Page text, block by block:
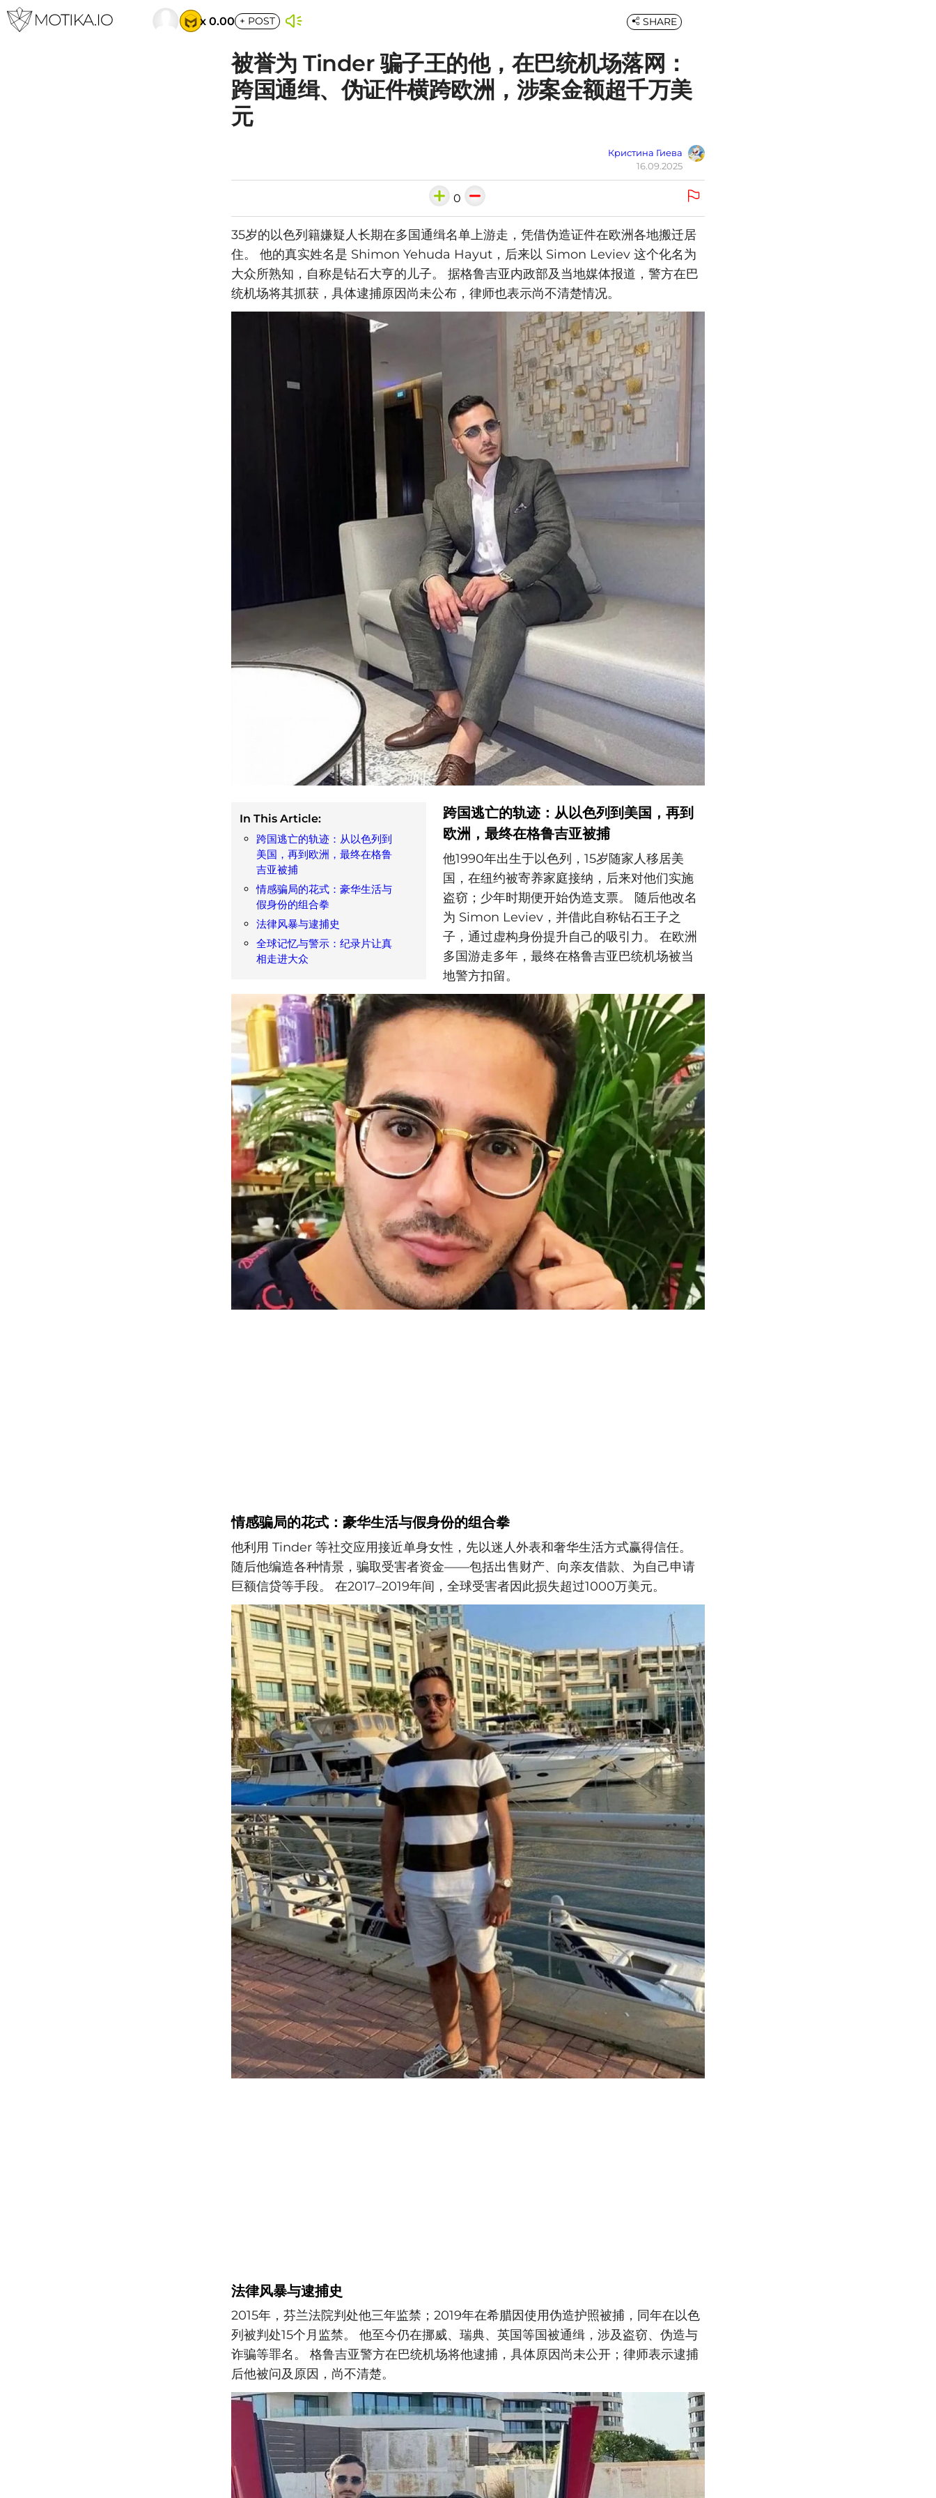
x 0.00 + POST
被誉为 Tinder 骗子王的他，在巴统机场落网：
跨国通缉、伪证件横跨欧洲，涉案金额超千万美
元
Кристина Гиева
16.09.2025
SHARE
0
35岁的以色列籍嫌疑人长期在多国通缉名单上游走，凭借伪造证件在欧洲各地搬迁居
住。 他的真实姓名是 Shimon Yehuda Hayut，后来以 Simon Leviev 这个化名为
大众所熟知，自称是钻石大亨的儿子。 据格鲁吉亚内政部及当地媒体报道，警方在巴
统机场将其抓获，具体逮捕原因尚未公布，律师也表示尚不清楚情况。
In This Article:
跨国逃亡的轨迹：从以色列到
美国，再到欧洲，最终在格鲁
吉亚被捕
情感骗局的花式：豪华生活与
假身份的组合拳
法律风暴与逮捕史
全球记忆与警示：纪录片让真
相走进大众
跨国逃亡的轨迹：从以色列到美国，再到
欧洲，最终在格鲁吉亚被捕
他1990年出生于以色列，15岁随家人移居美
国，在纽约被寄养家庭接纳，后来对他们实施
盗窃；少年时期便开始伪造支票。 随后他改名
为 Simon Leviev，并借此自称钻石王子之
子，通过虚构身份提升自己的吸引力。 在欧洲
多国游走多年，最终在格鲁吉亚巴统机场被当
地警方扣留。
情感骗局的花式：豪华生活与假身份的组合拳
他利用 Tinder 等社交应用接近单身女性，先以迷人外表和奢华生活方式赢得信任。
随后他编造各种情景，骗取受害者资金——包括出售财产、向亲友借款、为自己申请
巨额信贷等手段。 在2017–2019年间，全球受害者因此损失超过1000万美元。
法律风暴与逮捕史
2015年，芬兰法院判处他三年监禁；2019年在希腊因使用伪造护照被捕，同年在以色
列被判处15个月监禁。 他至今仍在挪威、瑞典、英国等国被通缉，涉及盗窃、伪造与
诈骗等罪名。 格鲁吉亚警方在巴统机场将他逮捕，具体原因尚未公开；律师表示逮捕
后他被问及原因，尚不清楚。